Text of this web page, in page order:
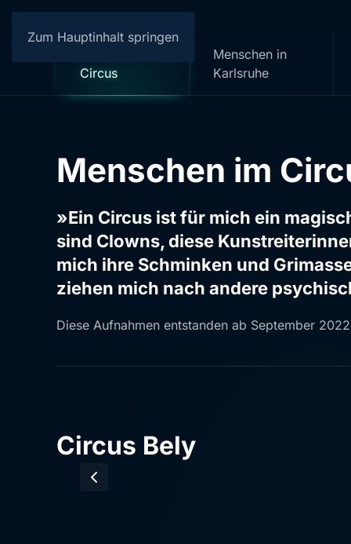
Zum Hauptinhalt springen
Circus
Menschen in
Karlsruhe
Menschen im
»Ein Circus ist für mich ein
sind Clowns, diese
mich ihre Schminken und
ziehen mich nach andere
Diese Aufnahmen entstanden ab September
Circus Bely